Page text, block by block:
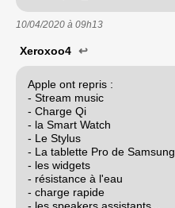
10/04/2020 à 09h13
Xeroxoo4 ↩
Apple ont repris :
- Stream music
- Charge Qi
- la Smart Watch
- Le Stylus
- La tablette Pro de Samsung
- les widgets
- résistance à l'eau
- charge rapide